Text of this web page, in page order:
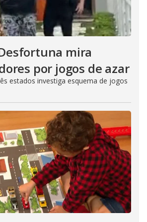
mira
por jogos de azar
estados investiga esquema de jogos